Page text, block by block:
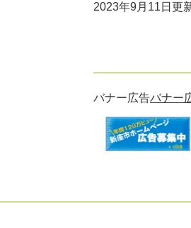
2023年9月11日更
バナー広告バナー